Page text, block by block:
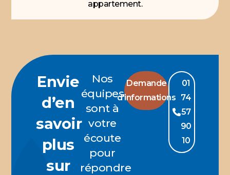
appartement.
Envie
d’en
savoir
plus
sur
Nos
équipes
sont à
votre
écoute
pour
répondre
Demande
d'informations
01
74
57
90
10